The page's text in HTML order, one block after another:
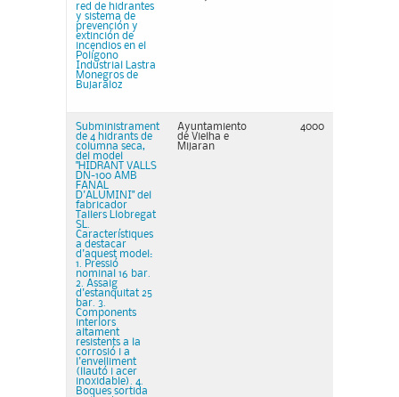
red de hidrantes
y sistema de
prevención y
extinción de
incendios en el
Polígono
Industrial Lastra
Monegros de
Bujaraloz
Subministrament
de 4 hidrants de
columna seca,
del model
"HIDRANT VALLS
DN-100 AMB
FANAL
D'ALUMINI" del
fabricador
Tallers Llobregat
SL.
Característiques
a destacar
d'aquest model:
1. Pressió
nominal 16 bar.
2. Assaig
d'estanquitat 25
bar. 3.
Components
interiors
altament
resistents a la
corrosió i a
l'envelliment
(llautó i acer
inoxidable). 4.
Boques sortida
Ayuntamiento
de Vielha e
Mijaran
4000